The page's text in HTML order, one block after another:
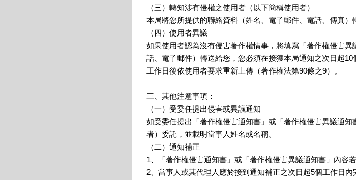
（三）轉知涉有侵權之使用者（以下簡稱使用者）
本局將您所提供的聯絡資料（姓名、電子郵件、電話、傳真
（四）使用者異議
如果使用者認為沒有侵害著作權情事，將填寫「著作權侵害
話、電子郵件）轉送給您，您必須在接獲本局通知之次日起
工作日後依使用者要求重新上傳（著作權法第90條之9）。
三、其他注意事項：
（一）受委任提出侵害或異議通知
如受委任提出「著作權侵害通知書」或「著作權侵害異議通
者）委託，並載明當事人姓名或名稱。
（二）通知補正
1、「著作權侵害通知書」或「著作權侵害異議通知書」內容
2、當事人或其代理人應於接到通知補正之次日起5個工作日